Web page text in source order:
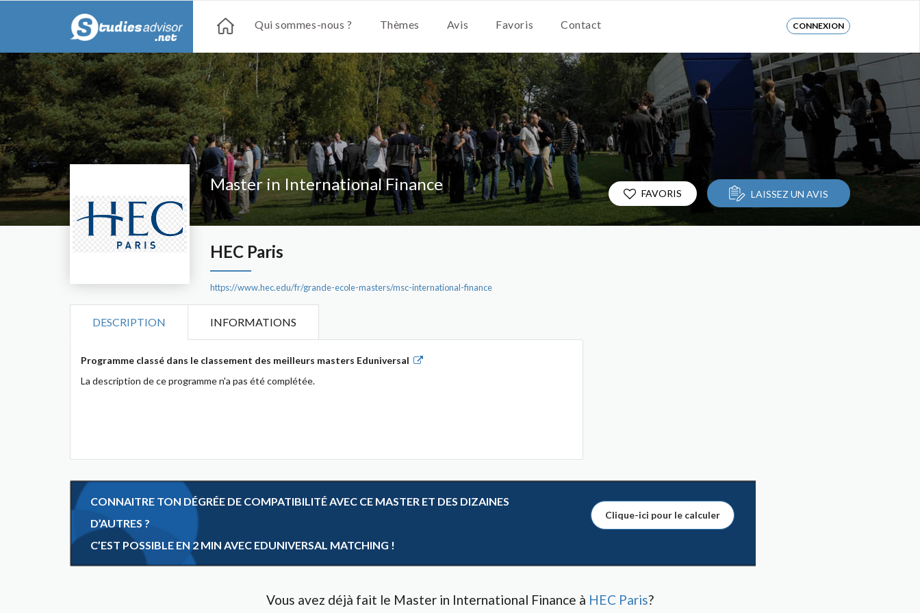
Qui sommes-nous ? Thèmes Avis Favoris Contact CONNEXION
Master in International Finance
HEC Paris
https://www.hec.edu/fr/grande-ecole-masters/msc-international-finance
FAVORIS LAISSEZ UN AVIS
DESCRIPTION INFORMATIONS
Programme classé dans le classement des meilleurs masters Eduniversal
La description de ce programme n'a pas été complétée.
CONNAITRE TON DÉGRÉE DE COMPATIBILITÉ AVEC CE MASTER ET DES DIZAINES
D’AUTRES ?
C’EST POSSIBLE EN 2 MIN AVEC EDUNIVERSAL MATCHING !
Clique-ici pour le calculer
Vous avez déjà fait le Master in International Finance à HEC Paris?